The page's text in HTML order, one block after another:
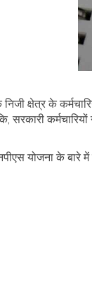
क्षेत्र के
सरकारी
योजना के बारे